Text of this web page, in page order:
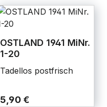
OSTLAND 1941 MiNr.
1-20
Tadellos postfrisch
5,90 €